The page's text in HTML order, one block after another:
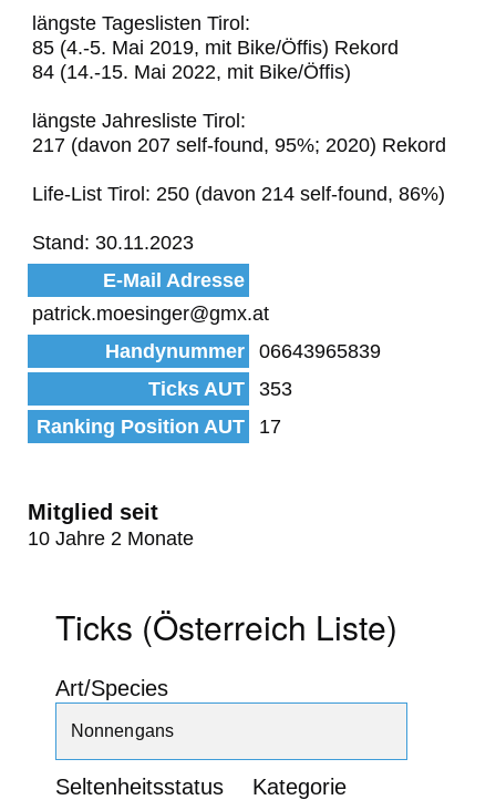
längste Tageslisten Tirol:
85 (4.-5. Mai 2019, mit Bike/Öffis) Rekord
84 (14.-15. Mai 2022, mit Bike/Öffis)
längste Jahresliste Tirol:
217 (davon 207 self-found, 95%; 2020) Rekord
Life-List Tirol: 250 (davon 214 self-found, 86%)
Stand: 30.11.2023
E-Mail Adresse
patrick.moesinger@gmx.at
Handynummer
06643965839
Ticks AUT
353
Ranking Position AUT
17
Mitglied seit
10 Jahre 2 Monate
Ticks (Österreich Liste)
Art/Species
Seltenheitsstatus Kategorie